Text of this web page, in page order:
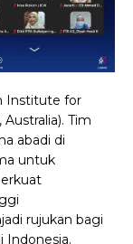
Institute for
Tim
abadi di
untuk
rujukan bagi
Indonesia.